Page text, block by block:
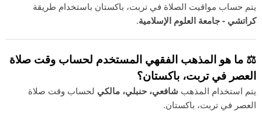
يتم حساب مواقيت الصلاة في تربت، باكستان باستخدام طريقة
كراتشي - جامعة العلوم الإسلامية.
⚖️ ما هو المذهب الفقهي المستخدم لحساب وقت صلاة
العصر في تربت، باكستان؟
يتم استخدام المذهب شافعي، حنبلي، مالكي لحساب وقت صلاة
العصر في تربت، باكستان.